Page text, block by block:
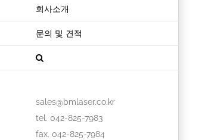
회사소개
문의 및 견적
sales@bmlaser.co.kr
tel. 042-825-7983
fax. 042-825-7984